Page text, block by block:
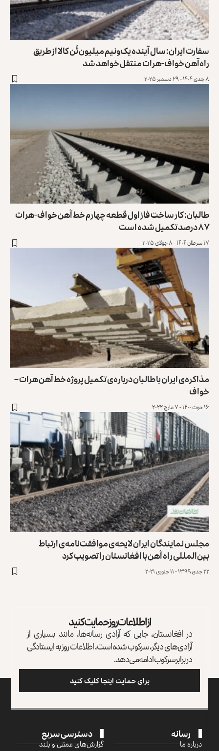
سفارت ایران: سال آینده یک‌ونیم میلیون تُن کالا از طریق
راه‌آهن خواف-هرات منتقل خواهد شد
۸ جدی ۱۴۰۴ - ۲۹ دسمبر ۲۰۲۵
طالبان: کار ساخت فاز اول قطعه چهارم خط آهن خواف-هرات
۸۷ درصد تکمیل شده است
۱۷ سرطان ۱۴۰۴ - ۸ جولای ۲۰۲۵
مذاکره‌ی ایران با طالبان درباره‌ی تکمیل پروژه خط آهن هرات –
خواف
۱۶ حوت ۱۴۰۰ - ۷ مارچ ۲۰۲۲
مجلس نمایندگان ایران لایحه‌ی موافقت‌نامه‌ی ارتباط
بین‌المللی راه آهن با افغانستان را تصویب کرد
۲۲ جدی ۱۳۹۹ - ۱۱ جنوری ۲۰۲۱
از اطلاعات روز حمایت کنید
در افغانستان، جایی که آزادی رسانه‌ها، مانند بسیاری از
آزادی‌های دیگر، سرکوب شده است، اطلاعات روز به ایستادگی
در برابر سرکوب ادامه می‌دهد.
برای حمایت اینجا کلیک کنید
رسانه
درباره ما
دسترسی سریع
گزارش‌‌های عمقی و بلند